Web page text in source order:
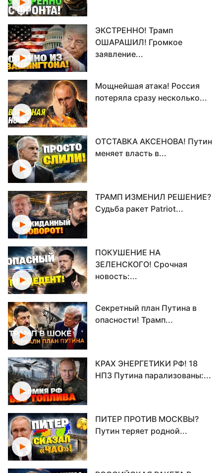
ЭКСТРЕННО! Трамп
ОШАРАШИЛ! Громкое
заявление...
Мощнейшая атака! Россия
потеряла сразу несколько...
ОТСТАВКА АКСЕНОВА! Путин
меняет власть в...
ТРАМП ИЗМЕНИЛ РЕШЕНИЕ?
Судьба ракет Patriot...
ПОКУШЕНИЕ НА
ЗЕЛЕНСКОГО! Срочная
новость:...
Секретный план Путина в
опасности! Трамп...
КРАХ ЭНЕРГЕТИКИ РФ! 18
НПЗ Путина парализованы:...
ПИТЕР ПРОТИВ МОСКВЫ?
Путин теряет родной...